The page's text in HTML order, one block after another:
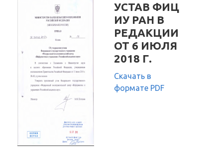
УСТАВ ФИЦ
ИУ РАН В
РЕДАКЦИИ
ОТ 6 ИЮЛЯ
2018 Г.
Скачать в
формате PDF